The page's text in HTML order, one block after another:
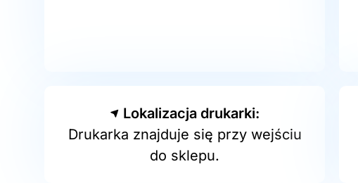
Lokalizacja drukarki:
Drukarka znajduje się przy wejściu
do sklepu.